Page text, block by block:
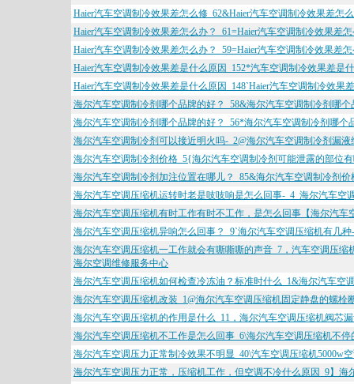
Haier汽车空调制冷效果差怎么修_62&Haier汽车空调制冷效果差怎
Haier汽车空调制冷效果差怎么办？_61=Haier汽车空调制冷效果差
Haier汽车空调制冷效果差怎么办？_59=Haier汽车空调制冷效果差
Haier汽车空调制冷效果差是什么原因_152*汽车空调制冷效果差是
Haier汽车空调制冷效果差是什么原因_148`Haier汽车空调制冷效果
海尔汽车空调制冷剂哪个品牌的好？_58&海尔汽车空调制冷剂哪
海尔汽车空调制冷剂哪个品牌的好？_56*海尔汽车空调制冷剂哪个
海尔汽车空调制冷剂可以接近明火吗-_2@海尔汽车空调制冷剂漏
海尔汽车空调制冷剂价格_5{海尔汽车空调制冷剂可能泄露的部位
海尔汽车空调制冷剂加注位置在哪儿？_85&海尔汽车空调制冷剂
海尔汽车空调压缩机运转时老是吱吱响是怎么回事-_4_海尔汽车空
海尔汽车空调压缩机有时工作有时不工作，是怎么回事【海尔汽
海尔汽车空调压缩机异响怎么回事？_9`海尔汽车空调压缩机有几
海尔汽车空调压缩机一工作就会有嘶嘶嘶的声音_7，汽车空调压
海尔空调维修服务中心
海尔汽车空调压缩机如何检查冷冻油？标准时什么_1&海尔汽车空
海尔汽车空调压缩机改装_1@海尔汽车空调压缩机固定静盘的螺
海尔汽车空调压缩机的作用是什么_11，海尔汽车空调压缩机阀芯
海尔汽车空调压缩机不工作是怎么回事_6\海尔汽车空调压缩机不
海尔汽车空调压力正常制冷效果不明显_40\汽车空调压缩机5000w
海尔汽车空调压力正常，压缩机工作，但空调不冷什么原因_9】